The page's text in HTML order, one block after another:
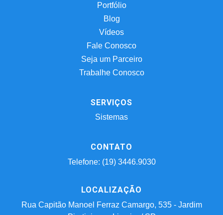
Portfólio
Blog
Vídeos
Fale Conosco
Seja um Parceiro
Trabalhe Conosco
SERVIÇOS
Sistemas
CONTATO
Telefone: (19) 3446.9030
LOCALIZAÇÃO
Rua Capitão Manoel Ferraz Camargo, 535 - Jardim